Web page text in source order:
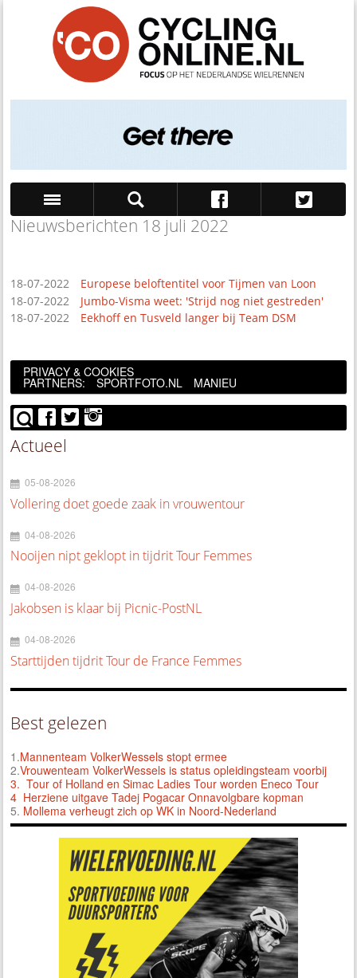
Nieuwsberichten 18 juli 2022
18-07-2022
Europese beloftentitel voor Tijmen van Loon
18-07-2022
Jumbo-Visma weet: 'Strijd nog niet gestreden'
18-07-2022
Eekhoff en Tusveld langer bij Team DSM
PRIVACY & COOKIES
PARTNERS: SPORTFOTO.NL MANIEU
Actueel
05-08-2026
Vollering doet goede zaak in vrouwentour
04-08-2026
Nooijen nipt geklopt in tijdrit Tour Femmes
04-08-2026
Jakobsen is klaar bij Picnic-PostNL
04-08-2026
Starttijden tijdrit Tour de France Femmes
Best gelezen
1.Mannenteam VolkerWessels stopt ermee
2.Vrouwenteam VolkerWessels is status opleidingsteam voorbij
3. Tour of Holland en Simac Ladies Tour worden Eneco Tour
4 Herziene uitgave Tadej Pogacar Onnavolgbare kopman
5. Mollema verheugt zich op WK in Noord-Nederland